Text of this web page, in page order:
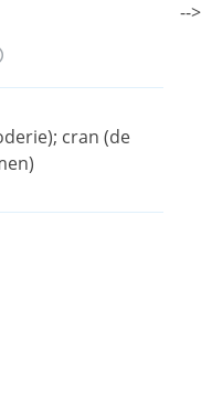
cran (de
-->